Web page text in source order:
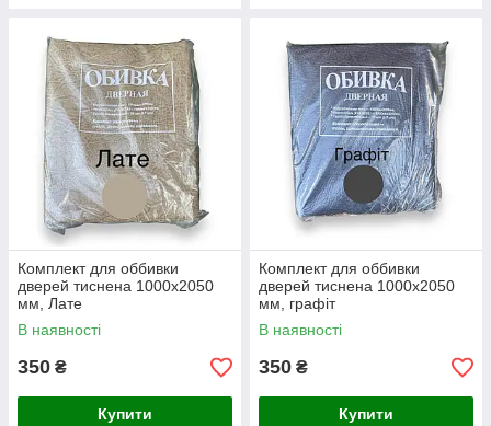
Комплект для оббивки
дверей тиснена 1000х2050
мм, Лате
В наявності
350 ₴
Купити
Комплект для оббивки
дверей тиснена 1000х2050
мм, графіт
В наявності
350 ₴
Купити